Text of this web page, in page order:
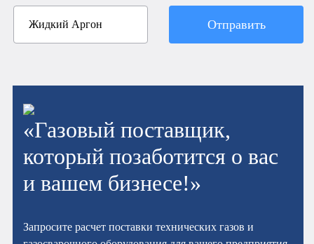
Отправить
«Газовый поставщик,
который позаботится о вас
и вашем бизнесе!»
Запросите расчет поставки технических газов и